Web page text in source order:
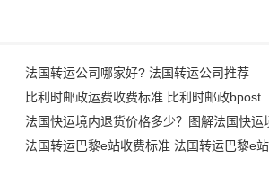
法国转运公司哪家好? 法国转运公司推荐
比利时邮政运费收费标准 比利时邮政bpost
法国快运境内退货价格多少？图解法国快运
法国转运巴黎e站收费标准 法国转运巴黎e站